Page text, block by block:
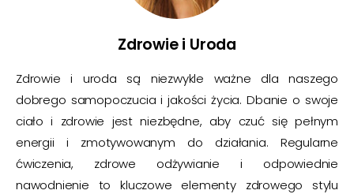
Zdrowie i Uroda
Zdrowie i uroda są niezwykle ważne dla naszego
dobrego samopoczucia i jakości życia. Dbanie o swoje
ciało i zdrowie jest niezbędne, aby czuć się pełnym
energii i zmotywowanym do działania. Regularne
ćwiczenia, zdrowe odżywianie i odpowiednie
nawodnienie to kluczowe elementy zdrowego stylu